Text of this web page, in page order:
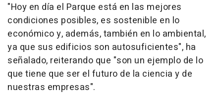
"Hoy en día el Parque está en las mejores
condiciones posibles, es sostenible en lo
económico y, además, también en lo ambiental,
ya que sus edificios son autosuficientes", ha
señalado, reiterando que "son un ejemplo de lo
que tiene que ser el futuro de la ciencia y de
nuestras empresas".